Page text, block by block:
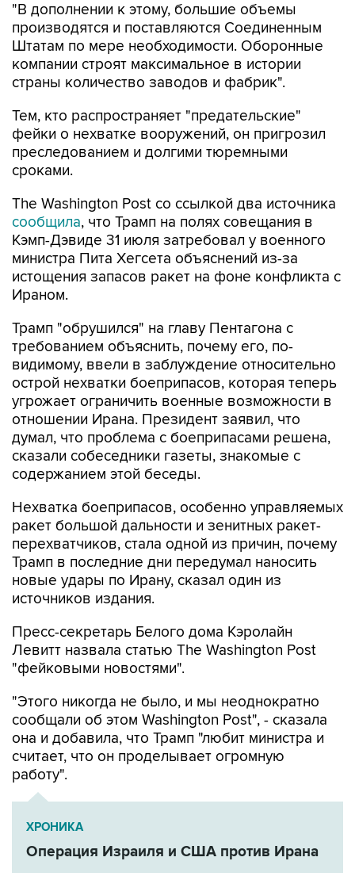
"В дополнении к этому, большие объемы
производятся и поставляются Соединенным
Штатам по мере необходимости. Оборонные
компании строят максимальное в истории
страны количество заводов и фабрик".
Тем, кто распространяет "предательские"
фейки о нехватке вооружений, он пригрозил
преследованием и долгими тюремными
сроками.
The Washington Post со ссылкой два источника
сообщила, что Трамп на полях совещания в
Кэмп-Дэвиде 31 июля затребовал у военного
министра Пита Хегсета объяснений из-за
истощения запасов ракет на фоне конфликта с
Ираном.
Трамп "обрушился" на главу Пентагона с
требованием объяснить, почему его, по-
видимому, ввели в заблуждение относительно
острой нехватки боеприпасов, которая теперь
угрожает ограничить военные возможности в
отношении Ирана. Президент заявил, что
думал, что проблема с боеприпасами решена,
сказали собеседники газеты, знакомые с
содержанием этой беседы.
Нехватка боеприпасов, особенно управляемых
ракет большой дальности и зенитных ракет-
перехватчиков, стала одной из причин, почему
Трамп в последние дни передумал наносить
новые удары по Ирану, сказал один из
источников издания.
Пресс-секретарь Белого дома Кэролайн
Левитт назвала статью The Washington Post
"фейковыми новостями".
"Этого никогда не было, и мы неоднократно
сообщали об этом Washington Post", - сказала
она и добавила, что Трамп "любит министра и
считает, что он проделывает огромную
работу".
ХРОНИКА
Операция Израиля и США против Ирана